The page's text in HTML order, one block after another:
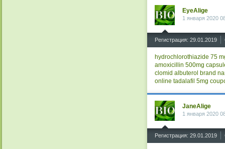
EyeAlige
1 января 2020
Регистрация: 29.01.2019
hydrochlorothiazide 75
amoxicillin 500mg
clomid albuterol brand
online tadalafil 5mg
JaneAlige
1 января 2020
Регистрация: 29.01.2019